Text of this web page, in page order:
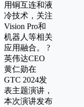
用铜互连和液
冷技术，关注
Vision Pro和
机器人等相关
应用融合。 ?
英伟达CEO
黄仁勋在
GTC 2024发
表主题演讲，
本次演讲发布